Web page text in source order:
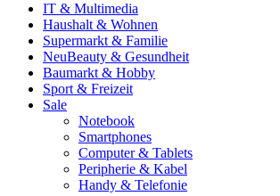
IT & Multimedia
Haushalt & Wohnen
Supermarkt & Familie
NeuBeauty & Gesundheit
Baumarkt & Hobby
Sport & Freizeit
Sale
Notebook
Smartphones
Computer & Tablets
Peripherie & Kabel
Handy & Telefonie